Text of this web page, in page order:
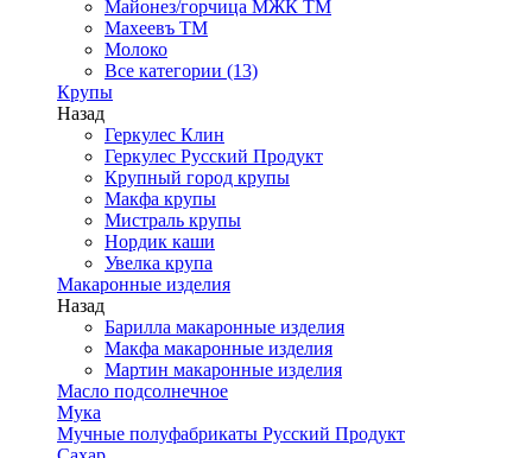
Майонез/горчица МЖК ТМ
Махеевъ ТМ
Молоко
Все категории (13)
Крупы
Назад
Геркулес Клин
Геркулес Русский Продукт
Крупный город крупы
Макфа крупы
Мистраль крупы
Нордик каши
Увелка крупа
Макаронные изделия
Назад
Барилла макаронные изделия
Макфа макаронные изделия
Мартин макаронные изделия
Масло подсолнечное
Мука
Мучные полуфабрикаты Русский Продукт